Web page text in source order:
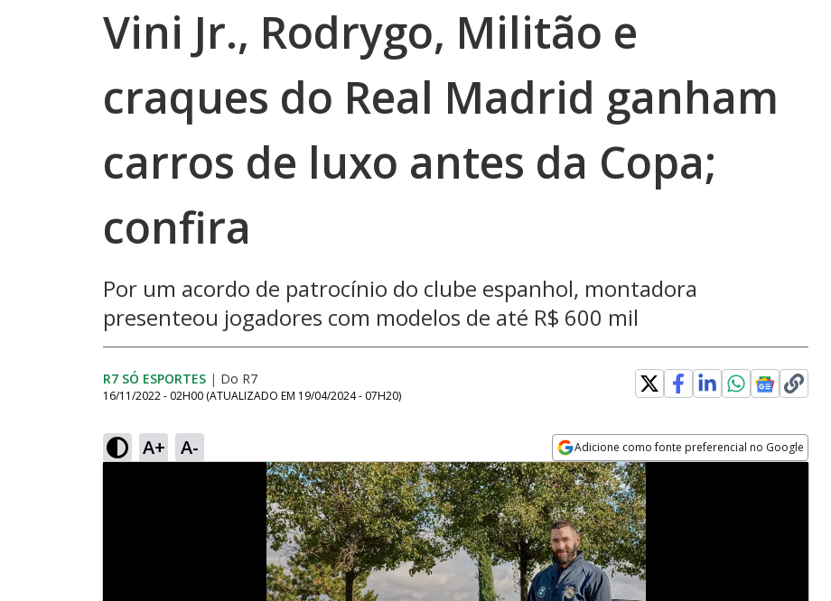
Vini Jr., Rodrygo, Militão e
craques do Real Madrid ganham
carros de luxo antes da Copa;
confira
Por um acordo de patrocínio do clube espanhol, montadora
presenteou jogadores com modelos de até R$ 600 mil
R7 SÓ ESPORTES | Do R7
16/11/2022 - 02H00 (ATUALIZADO EM 19/04/2024 - 07H20)
A+ A- Adicione como fonte preferencial no Google
Opens in new window